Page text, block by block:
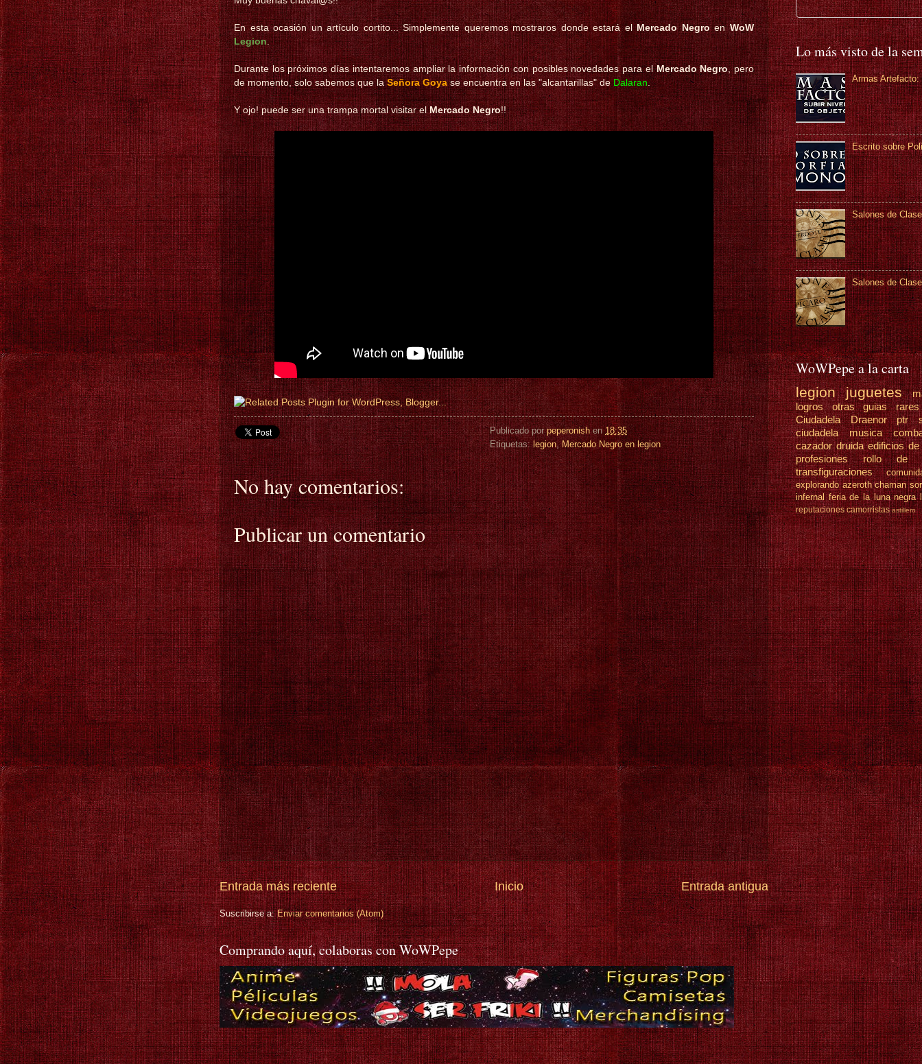
En esta ocasión un artículo cortito... Simplemente queremos mostraros donde estará elMercado NegroenWoW
Legion.
Durante los próximos días intentaremos ampliar la información con posibles novedades para elMercado Negro, pero
de momento, solo sabemos que laSeñora Goyase encuentra en las "alcantarillas" deDalaran.
Y ojo! puede ser una trampa mortal visitar elMercado Negro!!
Publicado porpeperonish en18:35
Etiquetas:legion,Mercado Negro en legion
No hay comentarios:
Publicar un comentario
Entrada más reciente Entrada antigua
Inicio
Suscribirse a:Enviar comentarios (Atom)
Comprando aquí, colaboras con WoWPepe
Lo más visto de la
Armas
Escrito sobre
Salones de
Salones de
WoWPepe a la carta
legion juguetes
logros
otras guias
Ciudadela Draenor
ptr
ciudadela
musica
cazador druida edificios
profesiones
rollo de
transfiguraciones
explorando azeroth chaman
infernal feria de la luna negra
reputaciones camorristas astillero